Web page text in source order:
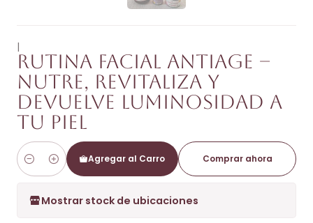
|
Rutina facial antiage –
Nutre, revitaliza y
devuelve luminosidad a
tu piel
Cantidad
Agregar al Carro Comprar ahora
Mostrar stock de ubicaciones